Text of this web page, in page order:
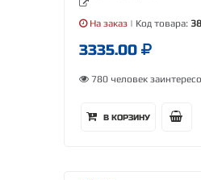
На заказ | Код товара:
3335.00
780 человек
В КОРЗИНУ